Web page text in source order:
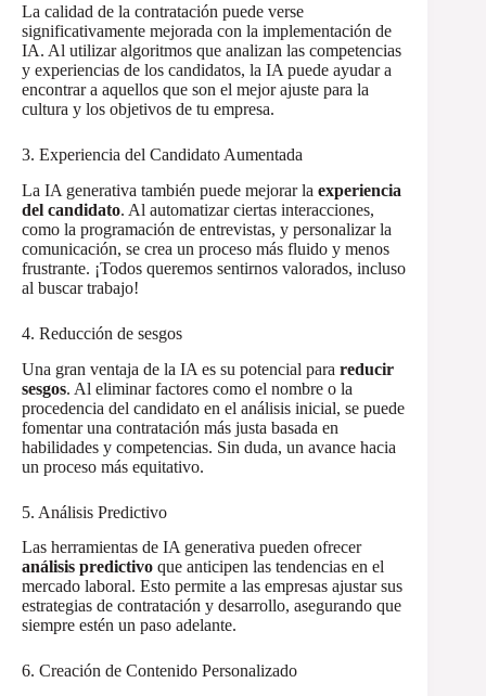
La calidad de la contratación puede verse
significativamente mejorada con la implementación de
IA. Al utilizar algoritmos que analizan las competencias
y experiencias de los candidatos, la IA puede ayudar a
encontrar a aquellos que son el mejor ajuste para la
cultura y los objetivos de tu empresa.
3. Experiencia del Candidato Aumentada
La IA generativa también puede mejorar la experiencia
del candidato. Al automatizar ciertas interacciones,
como la programación de entrevistas, y personalizar la
comunicación, se crea un proceso más fluido y menos
frustrante. ¡Todos queremos sentirnos valorados, incluso
al buscar trabajo!
4. Reducción de sesgos
Una gran ventaja de la IA es su potencial para reducir
sesgos. Al eliminar factores como el nombre o la
procedencia del candidato en el análisis inicial, se puede
fomentar una contratación más justa basada en
habilidades y competencias. Sin duda, un avance hacia
un proceso más equitativo.
5. Análisis Predictivo
Las herramientas de IA generativa pueden ofrecer
análisis predictivo que anticipen las tendencias en el
mercado laboral. Esto permite a las empresas ajustar sus
estrategias de contratación y desarrollo, asegurando que
siempre estén un paso adelante.
6. Creación de Contenido Personalizado